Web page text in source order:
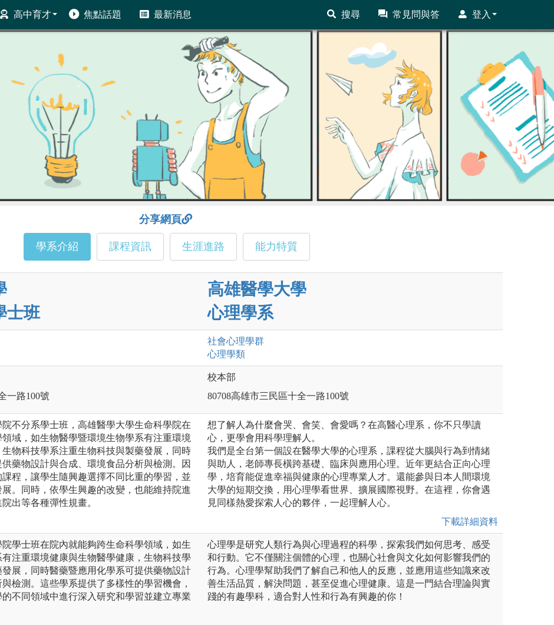
高中育才 焦點話題 最新消息 搜尋 常見問與答 登入
分享網頁
學系介紹 課程資訊 生涯進路 能力特質
士班
高雄醫學大學
心理學系
社會心理學群
心理學類
一路100號
校本部
80708高雄市三民區十全一路100號
不分系學士班，高雄醫學大學生命科學院在
域，如生物醫學暨環境生物學系有注重環境
物科技學系注重生物科技與製藥發展，同時
藥物設計與合成、環境食品分析與檢測。因
程，讓學生隨興趣選擇不同比重的學習，並
。同時，依學生興趣的改變，也能維持院進
出等各種彈性規畫。
想了解人為什麼會哭、會笑、會愛嗎？在高醫心理系，你不只學讀
心，更學會用科學理解人。
我們是全台第一個設在醫學大學的心理系，課程從大腦與行為到情緒
與助人，老師專長橫跨基礎、臨床與應用心理。近年更結合正向心理
學，培育能促進幸福與健康的心理專業人才。還能參與日本人間環境
大學的短期交換，用心理學看世界、擴展國際視野。在這裡，你會遇
見同樣熱愛探索人心的夥伴，一起理解人心。
下載詳細資料
學士班在院內就能夠跨生命科學領域，如生
注重環境健康與生物醫學健康，生物科技學
展，同時醫藥暨應用化學系可提供藥物設計
檢測。這些學系提供了多樣性的學習機會，
不同領域中進行深入研究和學習並建立專業
心理學是研究人類行為與心理過程的科學，探索我們如何思考、感受
和行動。它不僅關注個體的心理，也關心社會與文化如何影響我們的
行為。心理學幫助我們了解自己和他人的反應，並應用這些知識來改
善生活品質，解決問題，甚至促進心理健康。這是一門結合理論與實
踐的有趣學科，適合對人性和行為有興趣的你！